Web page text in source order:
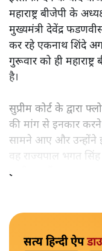
महाराष्ट्र बीजेपी के
मुख्यमंत्री देवेंद्र
कर रहे एकनाथ शिंदे
गुरूवार को ही
है।
सुप्रीम कोर्ट के द्वारा
की मांग से इनकार करने
सामने आए और उन्होंने
वह राज्यपाल भगत
इस्तीफा सौंपा।
सत्य हिन्दी ऐप